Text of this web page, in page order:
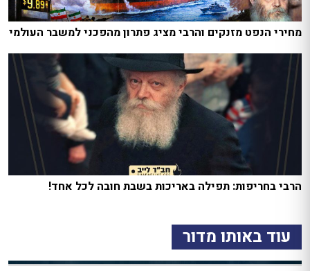
מחירי הנפט מזנקים והרבי מציג פתרון מהפכני למשבר העולמי
הרבי בחריפות: תפילה באריכות בשבת חובה לכל אחד!
עוד באותו מדור